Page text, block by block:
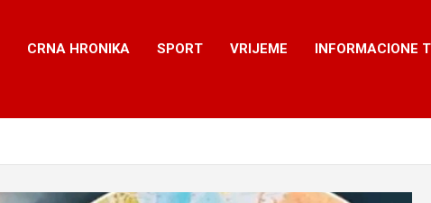
CRNA HRONIKA SPORT VRIJEME INFORMACIONE